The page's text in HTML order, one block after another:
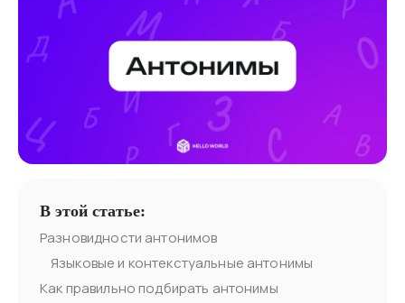
В этой статье:
Разновидности антонимов
Языковые и контекстуальные антонимы
Как правильно подбирать антонимы